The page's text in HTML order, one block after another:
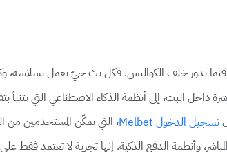
المبهرة. الجاذبية الحقيقية تكمن فيما يدور خلف الكواليس. فكل بث حيّ
داخل البث، إلى أنظمة الذكاء الاصطناعي التي
تسجيل الدخول Melbet
، التي تمكّن المستخدمين من
وأنظمة الدفع الذكية. إنها تجربة لا تعتمد فقط